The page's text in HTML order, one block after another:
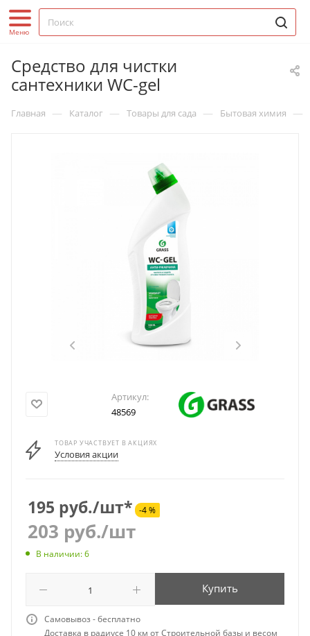
Средство для чистки
сантехники WC-gel
Главная — Каталог — Товары для сада — Бытовая химия —
Артикул:
48569
ТОВАР УЧАСТВУЕТ В АКЦИЯХ
Условия акции
195 руб./шт* -4 %
203 руб./шт
В наличии: 6
Купить
Самовывоз - бесплатно
Доставка в радиусе 10 км от Строительной базы и весом